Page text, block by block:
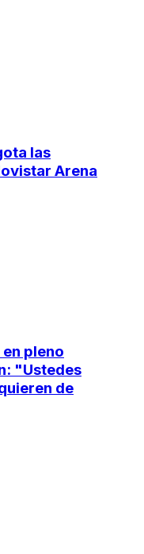
las
Arena
pleno
"Ustedes
de